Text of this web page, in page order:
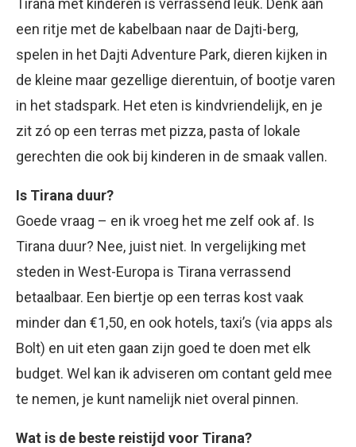
Tirana met kinderen is verrassend leuk. Denk aan
een ritje met de kabelbaan naar de Dajti-berg,
spelen in het Dajti Adventure Park, dieren kijken in
de kleine maar gezellige dierentuin, of bootje varen
in het stadspark. Het eten is kindvriendelijk, en je
zit zó op een terras met pizza, pasta of lokale
gerechten die ook bij kinderen in de smaak vallen.
Is Tirana duur?
Goede vraag – en ik vroeg het me zelf ook af. Is
Tirana duur? Nee, juist niet. In vergelijking met
steden in West-Europa is Tirana verrassend
betaalbaar. Een biertje op een terras kost vaak
minder dan €1,50, en ook hotels, taxi’s (via apps als
Bolt) en uit eten gaan zijn goed te doen met elk
budget. Wel kan ik adviseren om contant geld mee
te nemen, je kunt namelijk niet overal pinnen.
Wat is de beste reistijd voor Tirana?